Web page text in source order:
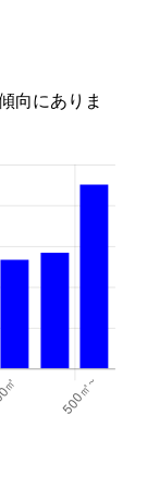
向にありま